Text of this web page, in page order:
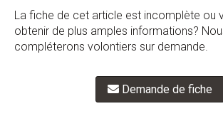
La fiche de cet article est incomplète ou
obtenir de plus amples informations?
compléterons volontiers sur demande.
Demande de fiche